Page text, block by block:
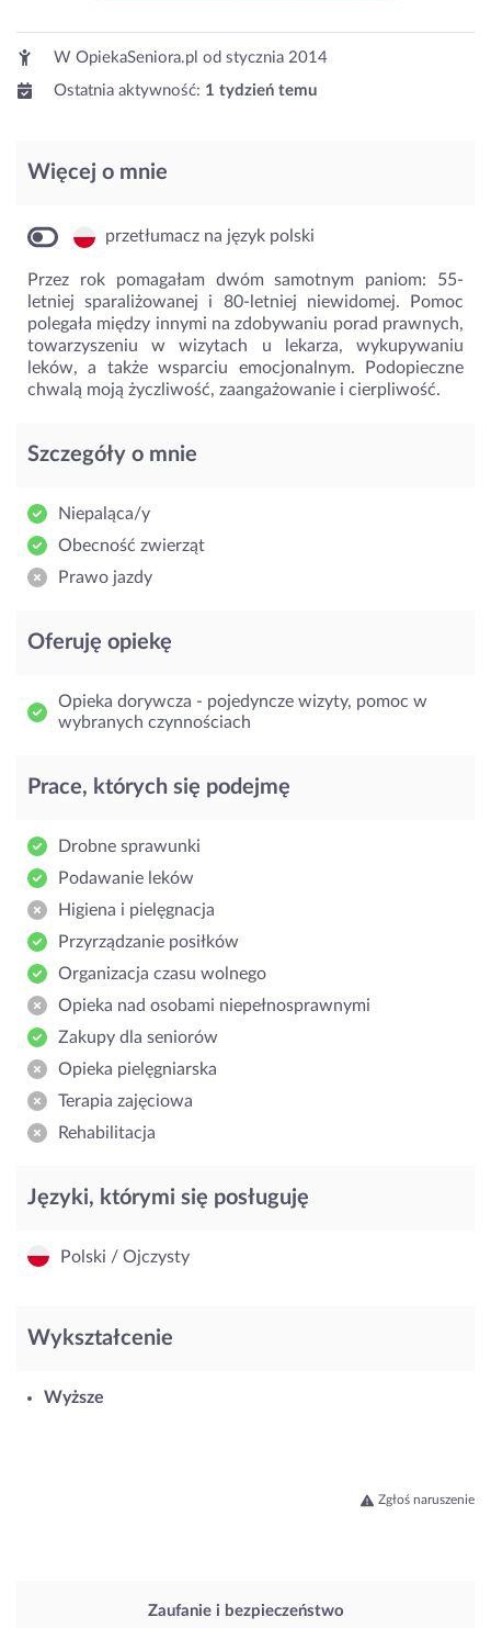
W OpiekaSeniora.pl od stycznia 2014
Ostatnia aktywność: 1 tydzień temu
Zaufanie i bezpieczeństwo
Więcej o mnie
przetłumacz na język polski
Przez rok pomagałam dwóm samotnym paniom: 55-
letniej sparaliżowanej i 80-letniej niewidomej. Pomoc
polegała między innymi na zdobywaniu porad prawnych,
towarzyszeniu w wizytach u lekarza, wykupywaniu
leków, a także wsparciu emocjonalnym. Podopieczne
chwalą moją życzliwość, zaangażowanie i cierpliwość.
Szczegóły o mnie
Niepaląca/y
Obecność zwierząt
Prawo jazdy
Oferuję opiekę
Opieka dorywcza - pojedyncze wizyty, pomoc w
wybranych czynnościach
Prace, których się podejmę
Drobne sprawunki
Podawanie leków
Higiena i pielęgnacja
Przyrządzanie posiłków
Organizacja czasu wolnego
Opieka nad osobami niepełnosprawnymi
Zakupy dla seniorów
Opieka pielęgniarska
Terapia zajęciowa
Rehabilitacja
Języki, którymi się posługuję
Polski / Ojczysty
Wykształcenie
Wyższe
Zgłoś naruszenie